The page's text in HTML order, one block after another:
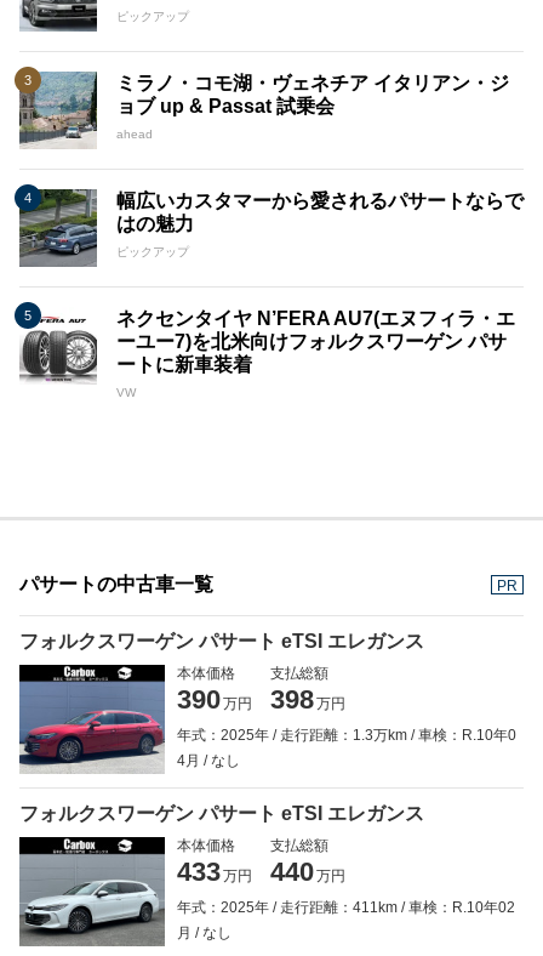
ピックアップ
ミラノ・コモ湖・ヴェネチア イタリアン・ジ
ョブ up & Passat 試乗会
ahead
幅広いカスタマーから愛されるパサートならで
はの魅力
ピックアップ
ネクセンタイヤ N’FERA AU7(エヌフィラ・エ
ーユー7)を北米向けフォルクスワーゲン パサ
ートに新車装着
VW
パサートの中古車一覧 PR
フォルクスワーゲン パサート eTSI エレガンス
本体価格
390万円
支払総額
398万円
年式：2025年
走行距離：1.3万km
車検：R.10年0
4月
なし
フォルクスワーゲン パサート eTSI エレガンス
本体価格
433万円
支払総額
440万円
年式：2025年
走行距離：411km
車検：R.10年02
月
なし